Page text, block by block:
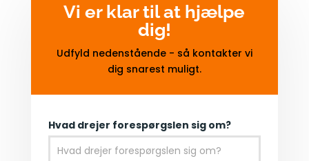
Vi er klar til at hjælpe
dig!
Udfyld nedenstående - så kontakter vi
dig snarest muligt.
Bliv
kontaktet
Hvad drejer forespørgslen sig om?